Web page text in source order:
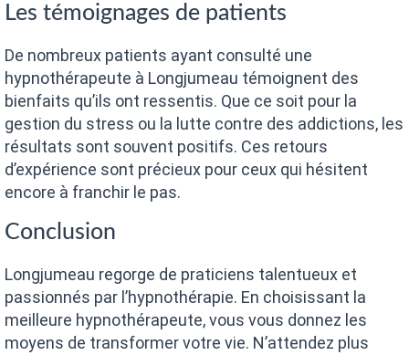
Les témoignages de patients
De nombreux patients ayant consulté une
hypnothérapeute à Longjumeau témoignent des
bienfaits qu’ils ont ressentis. Que ce soit pour la
gestion du stress ou la lutte contre des addictions, les
résultats sont souvent positifs. Ces retours
d’expérience sont précieux pour ceux qui hésitent
encore à franchir le pas.
Conclusion
Longjumeau regorge de praticiens talentueux et
passionnés par l’hypnothérapie. En choisissant la
meilleure hypnothérapeute, vous vous donnez les
moyens de transformer votre vie. N’attendez plus